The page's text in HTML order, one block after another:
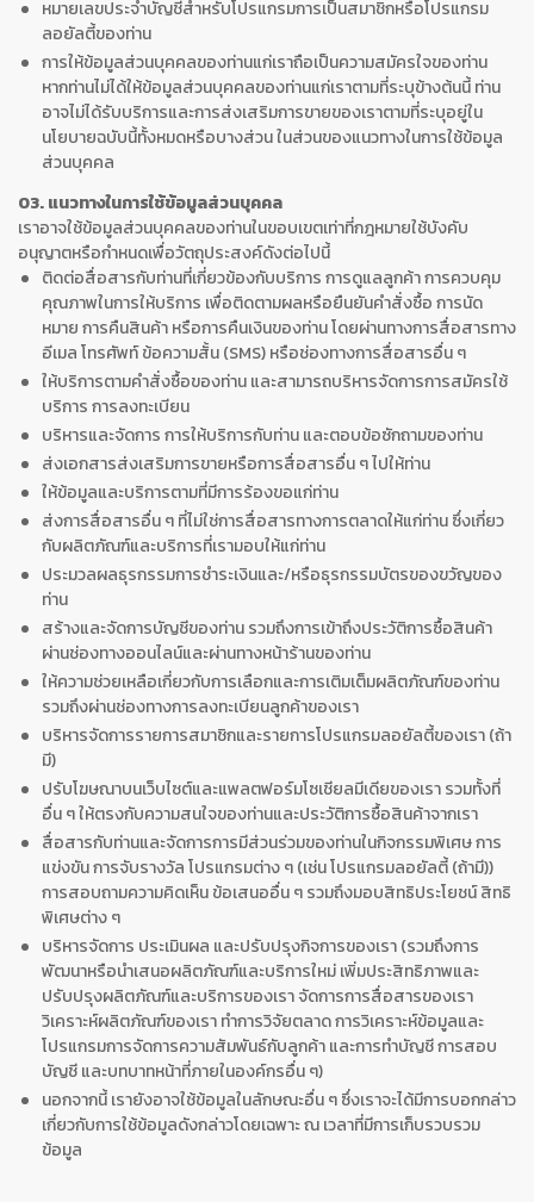
หมายเลขประจำบัญชีสำหรับโปรแกรมการเป็นสมาชิกหรือโปรแกรม
ลอยัลตี้ของท่าน
การให้ข้อมูลส่วนบุคคลของท่านแก่เราถือเป็นความสมัครใจของท่าน
หากท่านไม่ได้ให้ข้อมูลส่วนบุคคลของท่านแก่เราตามที่ระบุข้างต้นนี้ ท่าน
อาจไม่ได้รับบริการและการส่งเสริมการขายของเราตามที่ระบุอยู่ใน
นโยบายฉบับนี้ทั้งหมดหรือบางส่วน ในส่วนของแนวทางในการใช้ข้อมูล
ส่วนบุคคล
03. แนวทางในการใช้ข้อมูลส่วนบุคคล
เราอาจใช้ข้อมูลส่วนบุคคลของท่านในขอบเขตเท่าที่กฎหมายใช้บังคับ
อนุญาตหรือกำหนดเพื่อวัตถุประสงค์ดังต่อไปนี้
ติดต่อสื่อสารกับท่านที่เกี่ยวข้องกับบริการ การดูแลลูกค้า การควบคุม
คุณภาพในการให้บริการ เพื่อติดตามผลหรือยืนยันคำสั่งซื้อ การนัด
หมาย การคืนสินค้า หรือการคืนเงินของท่าน โดยผ่านทางการสื่อสารทาง
อีเมล โทรศัพท์ ข้อความสั้น (SMS) หรือช่องทางการสื่อสารอื่น ๆ
ให้บริการตามคำสั่งซื้อของท่าน และสามารถบริหารจัดการการสมัครใช้
บริการ การลงทะเบียน
บริหารและจัดการ การให้บริการกับท่าน และตอบข้อซักถามของท่าน
ส่งเอกสารส่งเสริมการขายหรือการสื่อสารอื่น ๆ ไปให้ท่าน
ให้ข้อมูลและบริการตามที่มีการร้องขอแก่ท่าน
ส่งการสื่อสารอื่น ๆ ที่ไม่ใช่การสื่อสารทางการตลาดให้แก่ท่าน ซึ่งเกี่ยว
กับผลิตภัณฑ์และบริการที่เรามอบให้แก่ท่าน
ประมวลผลธุรกรรมการชำระเงินและ/หรือธุรกรรมบัตรของขวัญของ
ท่าน
สร้างและจัดการบัญชีของท่าน รวมถึงการเข้าถึงประวัติการซื้อสินค้า
ผ่านช่องทางออนไลน์และผ่านทางหน้าร้านของท่าน
ให้ความช่วยเหลือเกี่ยวกับการเลือกและการเติมเต็มผลิตภัณฑ์ของท่าน
รวมถึงผ่านช่องทางการลงทะเบียนลูกค้าของเรา
บริหารจัดการรายการสมาชิกและรายการโปรแกรมลอยัลตี้ของเรา (ถ้า
มี)
ปรับโฆษณาบนเว็บไซต์และแพลตฟอร์มโซเชียลมีเดียของเรา รวมทั้งที่
อื่น ๆ ให้ตรงกับความสนใจของท่านและประวัติการซื้อสินค้าจากเรา
สื่อสารกับท่านและจัดการการมีส่วนร่วมของท่านในกิจกรรมพิเศษ การ
แข่งขัน การจับรางวัล โปรแกรมต่าง ๆ (เช่น โปรแกรมลอยัลตี้ (ถ้ามี))
การสอบถามความคิดเห็น ข้อเสนออื่น ๆ รวมถึงมอบสิทธิประโยชน์ สิทธิ
พิเศษต่าง ๆ
บริหารจัดการ ประเมินผล และปรับปรุงกิจการของเรา (รวมถึงการ
พัฒนาหรือนำเสนอผลิตภัณฑ์และบริการใหม่ เพิ่มประสิทธิภาพและ
ปรับปรุงผลิตภัณฑ์และบริการของเรา จัดการการสื่อสารของเรา
วิเคราะห์ผลิตภัณฑ์ของเรา ทำการวิจัยตลาด การวิเคราะห์ข้อมูลและ
โปรแกรมการจัดการความสัมพันธ์กับลูกค้า และการทำบัญชี การสอบ
บัญชี และบทบาทหน้าที่ภายในองค์กรอื่น ๆ)
นอกจากนี้ เรายังอาจใช้ข้อมูลในลักษณะอื่น ๆ ซึ่งเราจะได้มีการบอกกล่าว
เกี่ยวกับการใช้ข้อมูลดังกล่าวโดยเฉพาะ ณ เวลาที่มีการเก็บรวบรวม
ข้อมูล